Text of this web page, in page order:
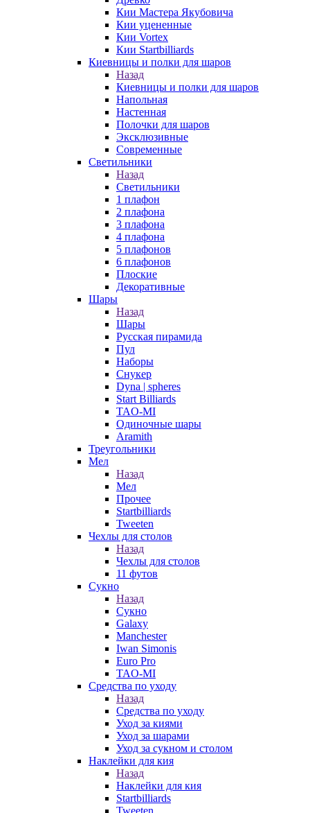
Кии Мастера Якубовича
Кии уцененные
Кии Vortex
Кии Startbilliards
Киевницы и полки для шаров
Назад
Киевницы и полки для шаров
Напольная
Настенная
Полочки для шаров
Эксклюзивные
Современные
Светильники
Назад
Светильники
1 плафон
2 плафона
3 плафона
4 плафона
5 плафонов
6 плафонов
Плоские
Декоративные
Шары
Назад
Шары
Русская пирамида
Пул
Наборы
Снукер
Dyna | spheres
Start Billiards
TAO-MI
Одиночные шары
Aramith
Треугольники
Мел
Назад
Мел
Прочее
Startbilliards
Tweeten
Чехлы для столов
Назад
Чехлы для столов
11 футов
Сукно
Назад
Сукно
Galaxy
Manchester
Iwan Simonis
Euro Pro
TAO-MI
Средства по уходу
Назад
Средства по уходу
Уход за киями
Уход за шарами
Уход за сукном и столом
Наклейки для кия
Назад
Наклейки для кия
Startbilliards
Tweeten